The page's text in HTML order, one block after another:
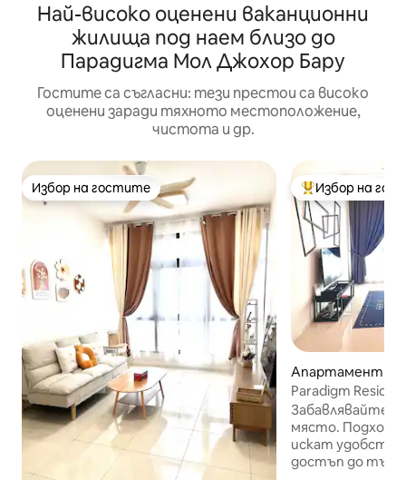
Най-високо оценени ваканционни
жилища под наем близо до
Парадигма Мол Джохор Бару
Гостите са съгласни: тези престои са високо
оценени заради тяхното местоположение,
чистота и др.
Избор на гостите
Избор на гостите Най-популярен
Избор на
Апартамент –
u
Paradigm
TvBox
Забавлявайте
място.
искат
достъп до